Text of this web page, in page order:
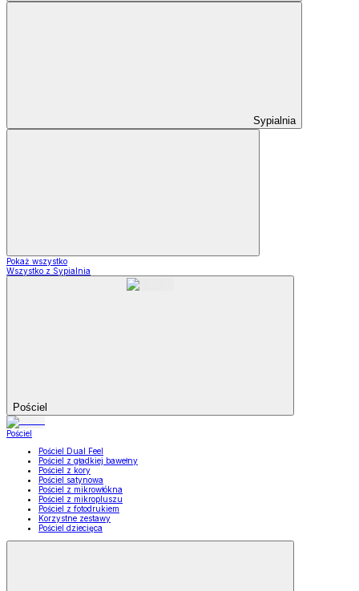
Sypialnia
Pokaż wszystko
Wszystko z Sypialnia
Pościel
Pościel
Pościel Dual Feel
Pościel z gładkiej bawełny
Pościel z kory
Pościel satynowa
Pościel z mikrowłókna
Pościel z mikropluszu
Pościel z fotodrukiem
Korzystne zestawy
Pościel dziecięca